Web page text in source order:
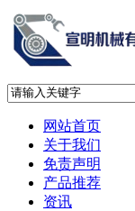
网站首页
关于我们
免责声明
产品推荐
资讯